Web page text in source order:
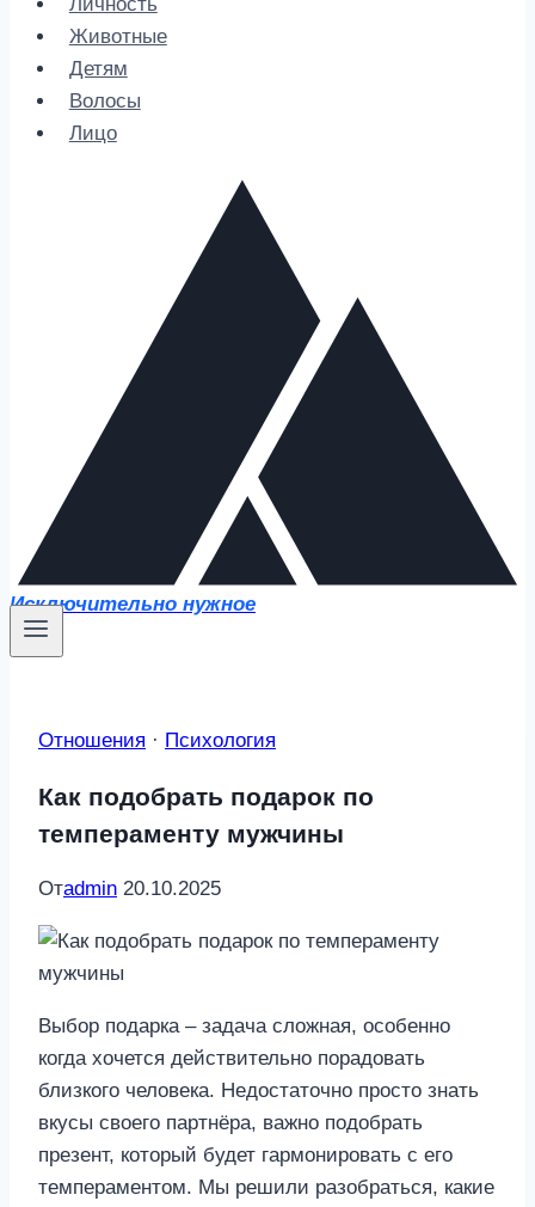
Животные
Детям
Волосы
Лицо
Исключительно нужное
Отношения · Психология
Как подобрать подарок по
темпераменту мужчины
Отadmin 20.10.2025
Выбор подарка – задача сложная, особенно
когда хочется действительно порадовать
близкого человека. Недостаточно просто знать
вкусы своего партнёра, важно подобрать
презент, который будет гармонировать с его
темпераментом. Мы решили разобраться, какие